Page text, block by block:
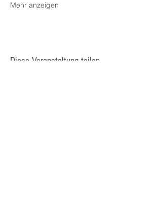
Mehr anzeigen
Diese Veranstaltung teilen